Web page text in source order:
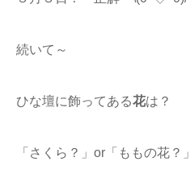
続いて～
ひな壇に飾ってある花は？
「さくら？」or「ももの花？」